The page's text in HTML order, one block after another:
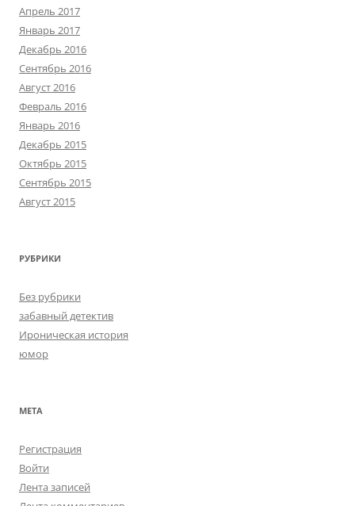
Апрель 2017
Январь 2017
Декабрь 2016
Сентябрь 2016
Август 2016
Февраль 2016
Январь 2016
Декабрь 2015
Октябрь 2015
Сентябрь 2015
Август 2015
РУБРИКИ
Без рубрики
забавный детектив
Ироническая история
юмор
МЕТА
Регистрация
Войти
Лента записей